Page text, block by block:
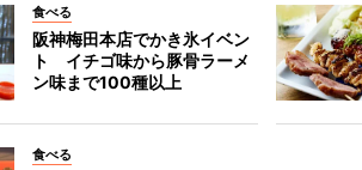
食べる
阪神梅田本店でかき氷イベン
ト イチゴ味から豚骨ラーメ
ン味まで100種以上
食べる